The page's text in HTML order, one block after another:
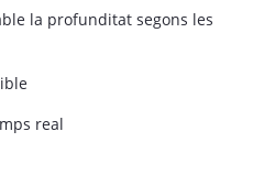
la profunditat segons les
real